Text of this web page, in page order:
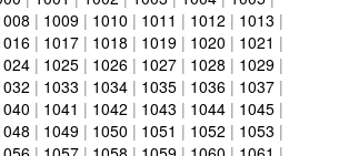
| 1009 | 1010 | 1011 | 1012 | 1013 |
| 1017 | 1018 | 1019 | 1020 | 1021 |
| 1025 | 1026 | 1027 | 1028 | 1029 |
| 1033 | 1034 | 1035 | 1036 | 1037 |
| 1041 | 1042 | 1043 | 1044 | 1045 |
| 1049 | 1050 | 1051 | 1052 | 1053 |